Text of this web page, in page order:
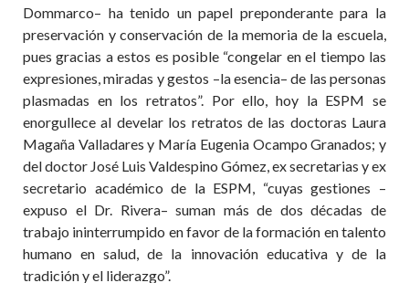
Dommarco– ha tenido un papel preponderante para la
preservación y conservación de la memoria de la escuela,
pues gracias a estos es posible “congelar en el tiempo las
expresiones, miradas y gestos –la esencia– de las personas
plasmadas en los retratos”. Por ello, hoy la ESPM se
enorgullece al develar los retratos de las doctoras Laura
Magaña Valladares y María Eugenia Ocampo Granados; y
del doctor José Luis Valdespino Gómez, ex secretarias y ex
secretario académico de la ESPM, “cuyas gestiones –
expuso el Dr. Rivera– suman más de dos décadas de
trabajo ininterrumpido en favor de la formación en talento
humano en salud, de la innovación educativa y de la
tradición y el liderazgo”.